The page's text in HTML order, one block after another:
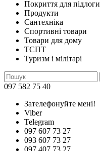
Покриття для підлоги
Продукти
Сантехніка
Спортивні товари
Товари для дому
ТСПТ
Туризм і мілітарі
097 582 75 40
Зателефонуйте мені!
Viber
Telegram
097 607 73 27
093 607 73 27
097 407 73 27